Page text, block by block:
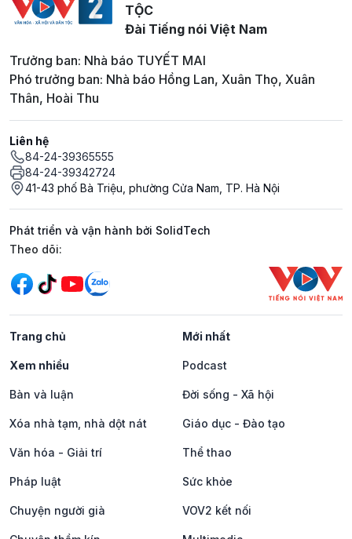
TỘC
Đài Tiếng nói Việt Nam
Trưởng ban: Nhà báo TUYẾT MAI
Phó trưởng ban: Nhà báo Hồng Lan, Xuân Thọ, Xuân
Thân, Hoài Thu
Liên hệ
84-24-39365555
84-24-39342724
41-43 phố Bà Triệu, phường Cửa Nam, TP. Hà Nội
Phát triển và vận hành bởi SolidTech
Mạng xã hội
Theo dõi:
Trang chủ Mới nhất
Xem nhiều Podcast
Bàn và luận Đời sống - Xã hội
Xóa nhà tạm, nhà dột nát Giáo dục - Đào tạo
Văn hóa - Giải trí Thể thao
Pháp luật Sức khỏe
Chuyện người già VOV2 kết nối